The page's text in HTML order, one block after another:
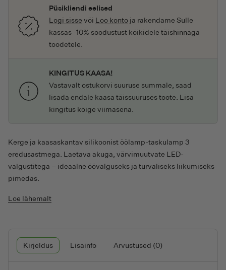
Püsikliendi eelised
Logi sisse või Loo konto ja rakendame Sulle
kassas -10% soodustust kõikidele täishinnaga
toodetele.
KINGITUS KAASA!
Vastavalt ostukorvi suuruse summale, saad
lisada endale kaasa täissuuruses toote. Lisa
kingitus kõige viimasena.
Kerge ja kaasaskantav silikoonist öölamp-taskulamp 3
eredusastmega. Laetava akuga, värvimuutvate LED-
valgustitega – ideaalne öövalguseks ja turvaliseks liikumiseks
pimedas.
Loe lähemalt
Kirjeldus Lisainfo Arvustused (0)